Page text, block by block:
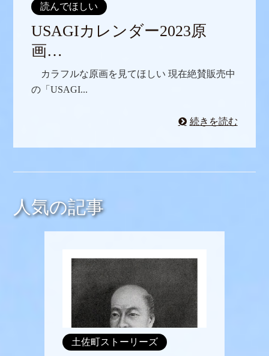
読んでほしい
USAGIカレンダー2023原
画…
カラフルな原画を見てほしい 現在絶賛販売中
の「USAGI...
続きを読む
人気の記事
土佐町ストーリーズ